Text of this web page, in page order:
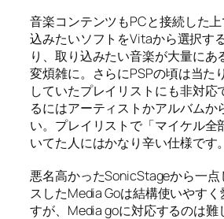
音楽コンテンツもPCと接続した
込みたいソフトをVitaから選択す
り、取り込みたい音楽が大量にあ
変煩雑に。さらにPSPの頃は当た
していたプレイリストにも非対応
るにはアーティストかアルバムか
い。プレイリストで「マイケル全
いてた人にはかなり辛い仕様です。
悪名高かったSonicStageから一
スしたMedia Goは結構使いやす
すが、Media goに対応するのは難